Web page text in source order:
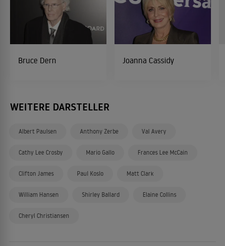
Bruce Dern Joanna Cassidy
WEITERE DARSTELLER
Albert Paulsen Anthony Zerbe Val Avery
Cathy Lee Crosby Mario Gallo Frances Lee McCain
Clifton James Paul Koslo Matt Clark
William Hansen Shirley Ballard Elaine Collins
Cheryl Christiansen